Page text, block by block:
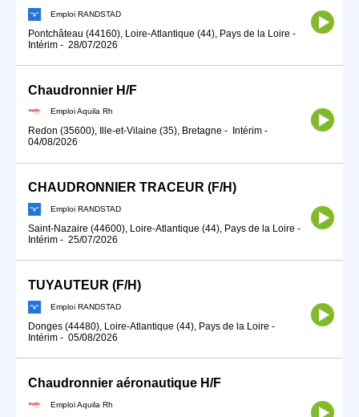
Emploi RANDSTAD
Pontchâteau (44160), Loire-Atlantique (44), Pays de la Loire -
Intérim - 28/07/2026
Chaudronnier H/F
Emploi Aquila Rh
Redon (35600), Ille-et-Vilaine (35), Bretagne - Intérim -
04/08/2026
CHAUDRONNIER TRACEUR (F/H)
Emploi RANDSTAD
Saint-Nazaire (44600), Loire-Atlantique (44), Pays de la Loire -
Intérim - 25/07/2026
TUYAUTEUR (F/H)
Emploi RANDSTAD
Donges (44480), Loire-Atlantique (44), Pays de la Loire -
Intérim - 05/08/2026
Chaudronnier aéronautique H/F
Emploi Aquila Rh